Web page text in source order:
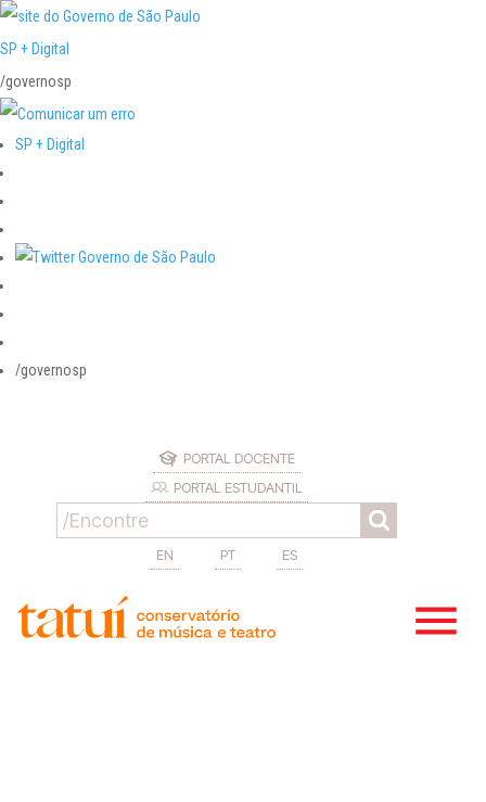
SP + Digital
/governosp
SP + Digital
/governosp
PORTAL DOCENTE
PORTAL ESTUDANTIL
EN PT ES